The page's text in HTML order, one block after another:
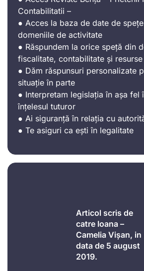
Contabilitatii –
● Acces la baza de date de
domeniile de activitate
● Răspundem la orice speță din
fiscalitate, contabilitate și resurse
● Dăm răspunsuri personalizate
situație în parte
● Interpretam legislația în așa fel
înțelesul tuturor
● Ai siguranță în relația cu
● Te asiguri ca ești în legalitate
Articol scris de
catre Ioana –
Camelia Vișan, in
data de 5 august
2019.